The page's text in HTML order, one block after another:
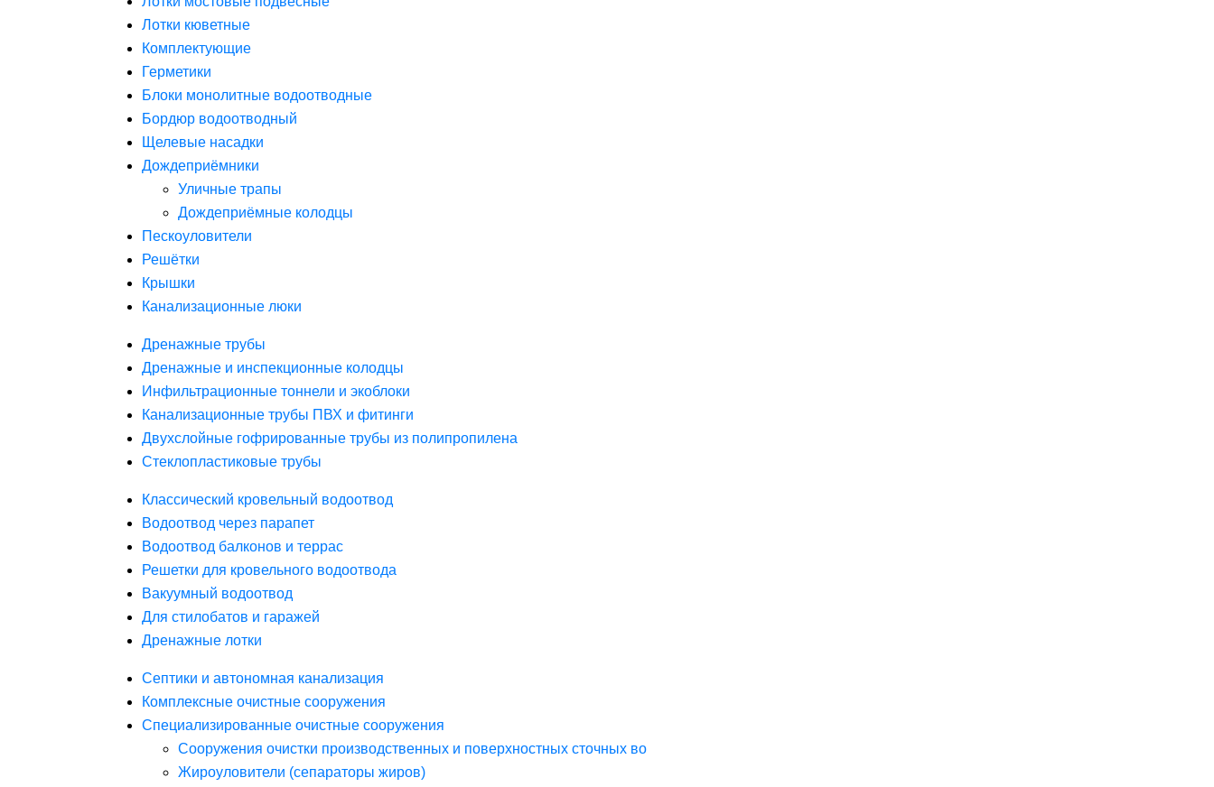
Лотки кюветные
Комплектующие
Герметики
Блоки монолитные водоотводные
Бордюр водоотводный
Щелевые насадки
Дождеприёмники
Уличные трапы
Дождеприёмные колодцы
Пескоуловители
Решётки
Крышки
Канализационные люки
Дренажные трубы
Дренажные и инспекционные колодцы
Инфильтрационные тоннели и экоблоки
Канализационные трубы ПВХ и фитинги
Двухслойные гофрированные трубы из полипропилена
Стеклопластиковые трубы
Классический кровельный водоотвод
Водоотвод через парапет
Водоотвод балконов и террас
Решетки для кровельного водоотвода
Вакуумный водоотвод
Для стилобатов и гаражей
Дренажные лотки
Септики и автономная канализация
Комплексные очистные сооружения
Специализированные очистные сооружения
Сооружения очистки производственных и поверхностных сточных во
Жироуловители (сепараторы жиров)